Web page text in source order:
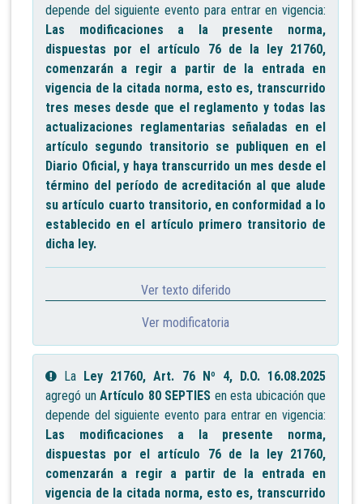
depende del siguiente evento para entrar en vigencia:
Las modificaciones a la presente norma,
dispuestas por el artículo 76 de la ley 21760,
comenzarán a regir a partir de la entrada en
vigencia de la citada norma, esto es, transcurrido
tres meses desde que el reglamento y todas las
actualizaciones reglamentarias señaladas en el
artículo segundo transitorio se publiquen en el
Diario Oficial, y haya transcurrido un mes desde el
término del período de acreditación al que alude
su artículo cuarto transitorio, en conformidad a lo
establecido en el artículo primero transitorio de
dicha ley.
Ver texto diferido
Ver modificatoria
La
Ley 21760, Art. 76 Nº 4, D.O. 16.08.2025
agregó un Artículo 80 SEPTIES en esta ubicación que
depende del siguiente evento para entrar en vigencia:
Las modificaciones a la presente norma,
dispuestas por el artículo 76 de la ley 21760,
comenzarán a regir a partir de la entrada en
vigencia de la citada norma, esto es, transcurrido